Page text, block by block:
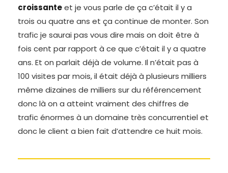
croissanteet je vous parle de ça c’était il y a
trois ou quatre ans et ça continue de monter. Son
trafic je saurai pas vous dire mais on doit être à
fois cent par rapport à ce que c’était il y a quatre
ans. Et on parlait déjà de volume. Il n’était pas à
100 visites par mois, il était déjà à plusieurs milliers
même dizaines de milliers sur du référencement
donc là on a atteint vraiment des chiffres de
trafic énormes à un domaine très concurrentiel et
donc le client a bien fait d’attendre ce huit mois.